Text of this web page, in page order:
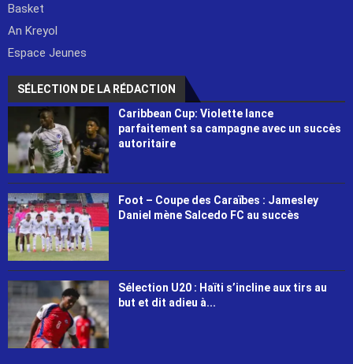
Basket
An Kreyol
Espace Jeunes
SÉLECTION DE LA RÉDACTION
Caribbean Cup: Violette lance
parfaitement sa campagne avec un succès
autoritaire
Foot – Coupe des Caraïbes : Jamesley
Daniel mène Salcedo FC au succès
Sélection U20 : Haïti s’incline aux tirs au
but et dit adieu à...